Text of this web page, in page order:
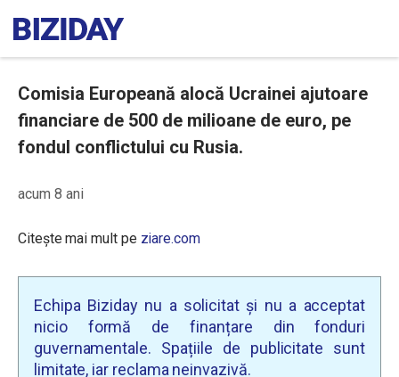
Comisia Europeană alocă Ucrainei ajutoare
financiare de 500 de milioane de euro, pe
fondul conflictului cu Rusia.
acum 8 ani
Citește mai mult pe ziare.com
Echipa Biziday nu a solicitat și nu a acceptat
nicio formă de finanțare din fonduri
guvernamentale. Spațiile de publicitate sunt
limitate, iar reclama neinvazivă.